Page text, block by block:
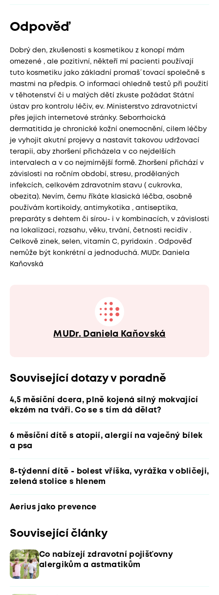
Odpověď
Dobrý den, zkušenosti s kosmetikou z konopí mám
omezené , ale pozitivní, někteří mí pacienti používají
tuto kosmetiku jako základní promaš´tovací společně s
mastmi na předpis. O informaci ohledně testů při použití
v těhotenství či u malých dětí zkuste požádat Státní
ústav pro kontrolu léčiv, ev. Ministerstvo zdravotnictví
přes jejich internetové stránky. Seborrhoická
dermatitida je chronické kožní onemocnění, cilem léčby
je vyhojit akutní projevy a nastavit takovou udržovací
terapii, aby zhoršení přicházela v co nejdelších
intervalech a v co nejmírnější formě. Zhoršení přichází v
závislosti na ročním období, stresu, prodělaných
infekcích, celkovém zdravotním stavu ( cukrovka,
obezita). Nevím, čemu říkáte klasická léčba, osobně
používám kortikoidy, antimykotika , antiseptika,
preparáty s dehtem či sírou- i v kombinacích, v závislosti
na lokalizaci, rozsahu, věku, trvání, četnosti recidiv .
Celkově zinek, selen, vitamín C, pyridoxin . Odpověď
nemůže být konkrétní a jednoduchá. MUDr. Daniela
Kaňovská
MUDr. Daniela Kaňovská
Související dotazy v poradně
4,5 měsíční dcera, plně kojená silný mokvající
ekzém na tváři. Co se s tím dá dělat?
6 měsíční dítě s atopií, alergií na vaječný bílek
a psa
8-týdenní dítě - bolest vříška, vyrážka v obličeji,
zelená stolice s hlenem
Aerius jako prevence
Související články
Co nabízejí zdravotní pojišťovny
alergikům a astmatikům